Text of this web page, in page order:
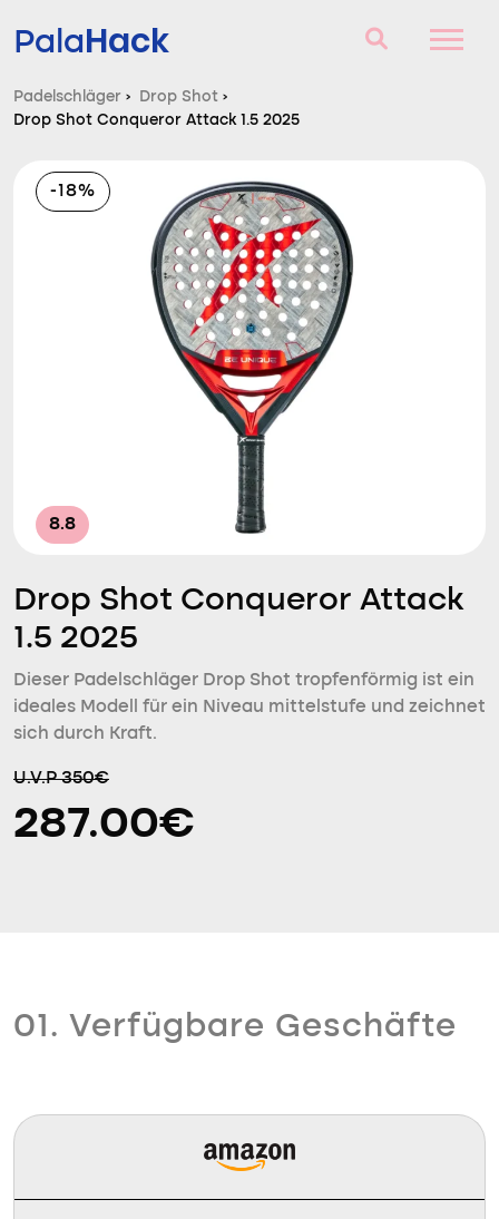
PalaHack
Padelschläger
Fragen und Antworten
Vergleich
Padelschläger › Drop Shot ›
Drop Shot Conqueror Attack 1.5 2025
-18%
8.8
Drop Shot Conqueror Attack
1.5 2025
Dieser Padelschläger Drop Shot tropfenförmig ist ein
ideales Modell für ein Niveau mittelstufe und zeichnet
sich durch Kraft.
U.V.P 350€
287.00€
01. Verfügbare Geschäfte